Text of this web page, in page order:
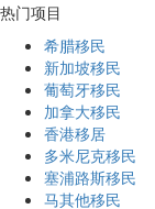
热门项目
希腊移民
新加坡移民
葡萄牙移民
加拿大移民
香港移居
多米尼克移民
塞浦路斯移民
马其他移民